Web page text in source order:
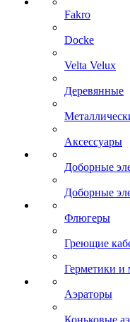
Fakro
Docke
Velta Velux
Деревянные
Аксессуары
Доборные
Доборные
Флюгеры
Греющие
Герметики и
Аэраторы
Коньковые